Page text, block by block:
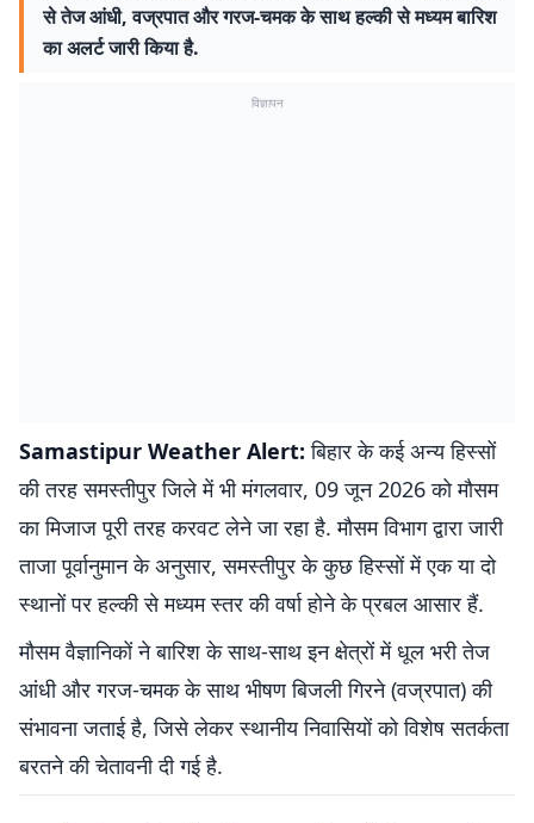
से तेज आंधी, वज्रपात और गरज-चमक के साथ हल्की से मध्यम बारिश
का अलर्ट जारी किया है.
विज्ञापन
Samastipur Weather Alert: बिहार के कई अन्य हिस्सों
की तरह समस्तीपुर जिले में भी मंगलवार, 09 जून 2026 को मौसम
का मिजाज पूरी तरह करवट लेने जा रहा है. मौसम विभाग द्वारा जारी
ताजा पूर्वानुमान के अनुसार, समस्तीपुर के कुछ हिस्सों में एक या दो
स्थानों पर हल्की से मध्यम स्तर की वर्षा होने के प्रबल आसार हैं.
मौसम वैज्ञानिकों ने बारिश के साथ-साथ इन क्षेत्रों में धूल भरी तेज
आंधी और गरज-चमक के साथ भीषण बिजली गिरने (वज्रपात) की
संभावना जताई है, जिसे लेकर स्थानीय निवासियों को विशेष सतर्कता
बरतने की चेतावनी दी गई है.